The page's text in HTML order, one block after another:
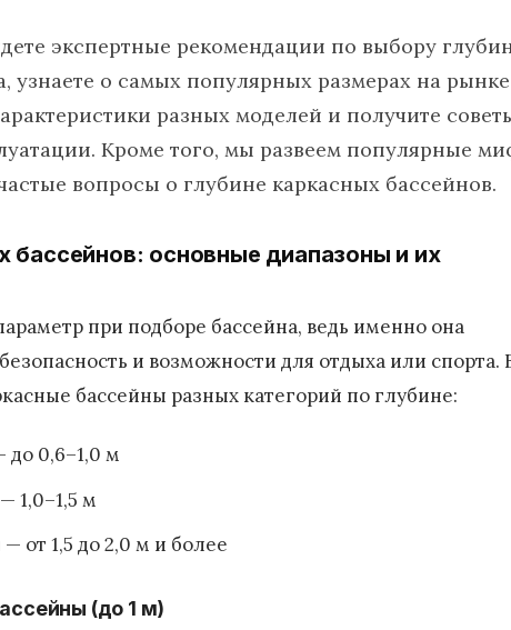
экспертные рекомендации по выбору
узнаете о самых популярных размерах на рынке
разных моделей и получите
Кроме того, мы развеем популярные
вопросы о глубине каркасных бассейнов.
бассейнов: основные диапазоны и их
при подборе бассейна, ведь именно она
и возможности для отдыха или спорта.
бассейны разных категорий по глубине:
до 0,6–1,0 м
— 1,0–1,5 м
— от 1,5 до 2,0 м и более
(до 1 м)